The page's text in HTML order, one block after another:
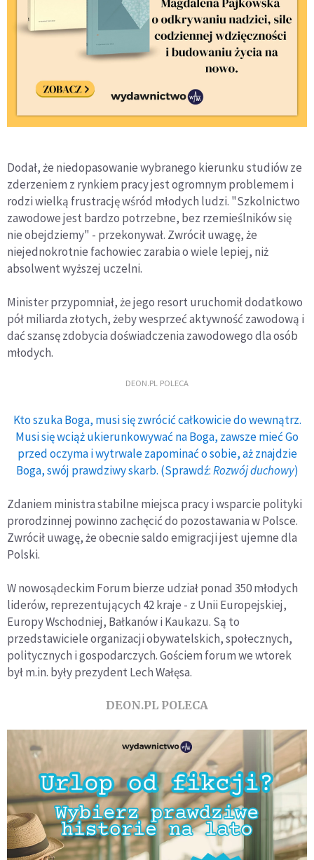
Dodał, że niedopasowanie wybranego kierunku studiów ze
zderzeniem z rynkiem pracy jest ogromnym problemem i
rodzi wielką frustrację wśród młodych ludzi. "Szkolnictwo
zawodowe jest bardzo potrzebne, bez rzemieślników się
nie obejdziemy" - przekonywał. Zwrócił uwagę, że
niejednokrotnie fachowiec zarabia o wiele lepiej, niż
absolwent wyższej uczelni.
Minister przypomniał, że jego resort uruchomił dodatkowo
pół miliarda złotych, żeby wesprzeć aktywność zawodową i
dać szansę zdobycia doświadczenia zawodowego dla osób
młodych.
DEON.PL POLECA
Kto szuka Boga, musi się zwrócić całkowicie do wewnątrz.
Musi się wciąż ukierunkowywać na Boga, zawsze mieć Go
przed oczyma i wytrwale zapominać o sobie, aż znajdzie
Boga, swój prawdziwy skarb. (Sprawdź:Rozwój duchowy)
Zdaniem ministra stabilne miejsca pracy i wsparcie polityki
prorodzinnej powinno zachęcić do pozostawania w Polsce.
Zwrócił uwagę, że obecnie saldo emigracji jest ujemne dla
Polski.
W nowosądeckim Forum bierze udział ponad 350 młodych
liderów, reprezentujących 42 kraje - z Unii Europejskiej,
Europy Wschodniej, Bałkanów i Kaukazu. Są to
przedstawiciele organizacji obywatelskich, społecznych,
politycznych i gospodarczych. Gościem forum we wtorek
był m.in. były prezydent Lech Wałęsa.
DEON.PL POLECA